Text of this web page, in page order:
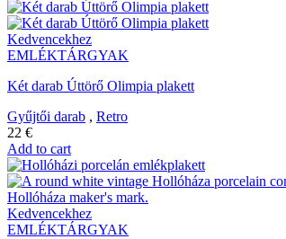
Kedvencekhez
EMLÉKTÁRGYAK
Két darab Úttörő Olimpia plakett
Gyűjtői darab , Retro
22 €
Add to cart
Kedvencekhez
EMLÉKTÁRGYAK